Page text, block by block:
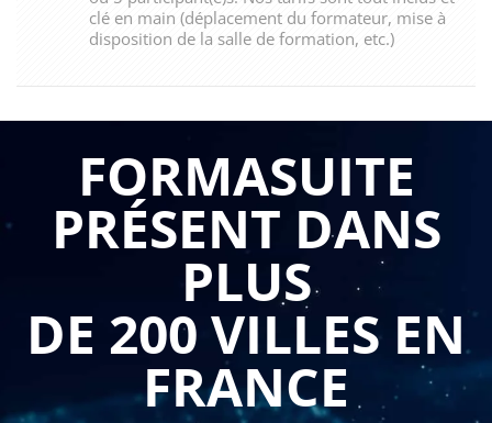
clé en main (déplacement du formateur, mise à
disposition de la salle de formation, etc.)
FORMASUITE
PRÉSENT DANS
PLUS
DE 200 VILLES EN
FRANCE